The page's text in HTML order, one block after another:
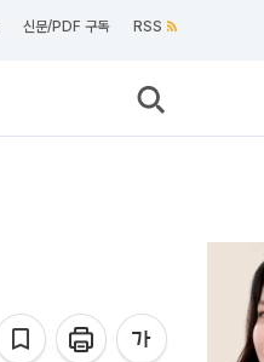
신문/PDF 구독 RSS